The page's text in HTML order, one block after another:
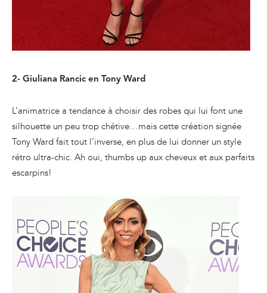
2- Giuliana Rancic en Tony Ward
L’animatrice a tendance à choisir des robes qui lui font une
silhouette un peu trop chétive…mais cette création signée
Tony Ward fait tout l’inverse, en plus de lui donner un style
rétro ultra-chic. Ah oui, thumbs up aux cheveux et aux parfaits
escarpins!